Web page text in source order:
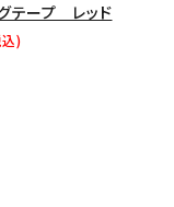
テープ レッド
)